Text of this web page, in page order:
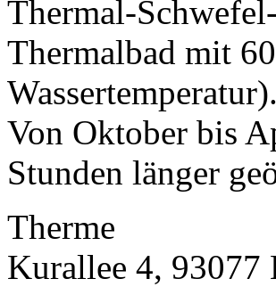
Thermal-
Thermalbad mit
Wassertemperatur).
Von Oktober bis
Stunden länger
Therme
Kurallee 4, 93077